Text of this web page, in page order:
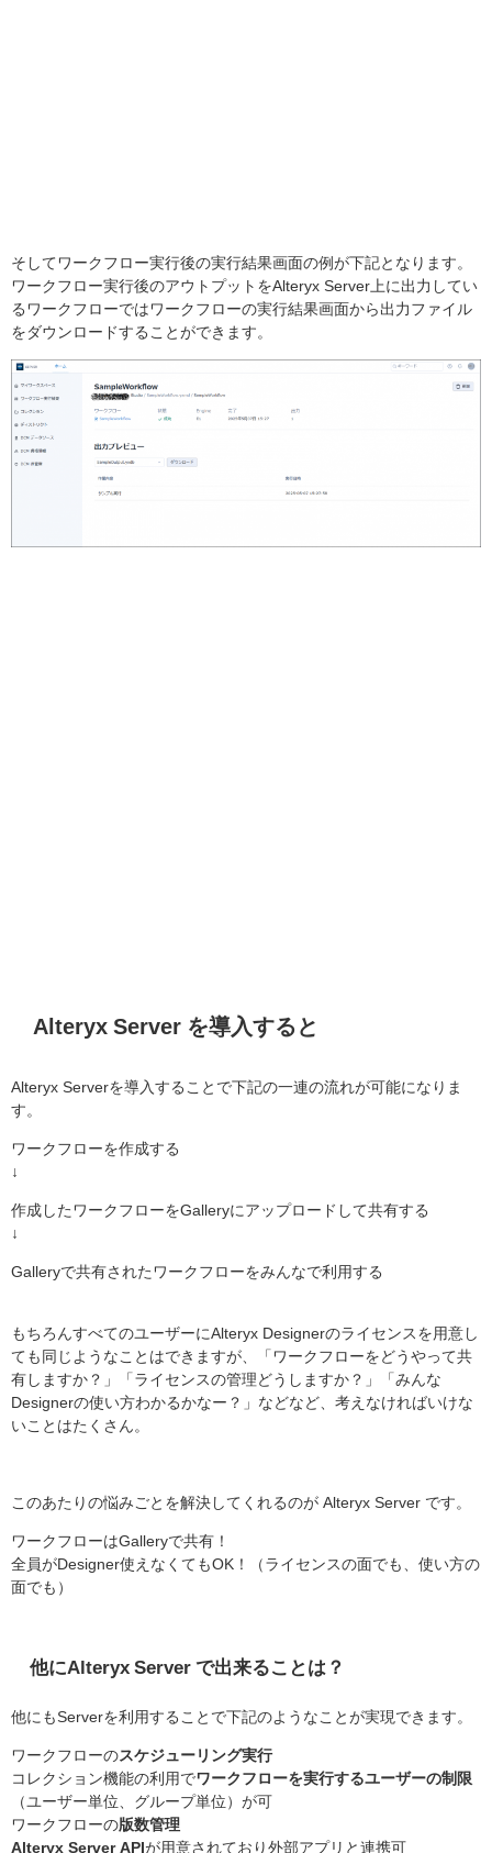
そしてワークフロー実行後の実行結果画面の例が下記となります。
ワークフロー実行後のアウトプットをAlteryx Server上に出力してい
るワークフローではワークフローの実行結果画面から出力ファイル
をダウンロードすることができます。
Alteryx Server を導入すると
Alteryx Serverを導入することで下記の一連の流れが可能になりま
す。
ワークフローを作成する
↓
作成したワークフローをGalleryにアップロードして共有する
↓
Galleryで共有されたワークフローをみんなで利用する
もちろんすべてのユーザーにAlteryx Designerのライセンスを用意し
ても同じようなことはできますが、「ワークフローをどうやって共
有しますか？」「ライセンスの管理どうしますか？」「みんな
Designerの使い方わかるかなー？」などなど、考えなければいけな
いことはたくさん。
このあたりの悩みごとを解決してくれるのが Alteryx Server です。
ワークフローはGalleryで共有！
全員がDesigner使えなくてもOK！（ライセンスの面でも、使い方の
面でも）
他にAlteryx Server で出来ることは？
他にもServerを利用することで下記のようなことが実現できます。
ワークフローのスケジューリング実行
コレクション機能の利用でワークフローを実行するユーザーの制限
（ユーザー単位、グループ単位）が可
ワークフローの版数管理
Alteryx Server API が用意されており外部アプリと連携可